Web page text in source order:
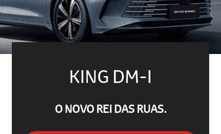
KING DM-I
O NOVO REI DAS RUAS.